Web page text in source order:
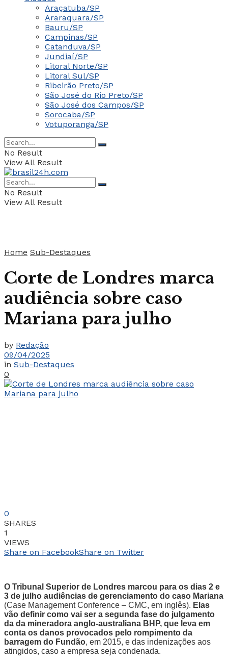
Araçatuba/SP
Araraquara/SP
Bauru/SP
Campinas/SP
Catanduva/SP
Jundiaí/SP
Litoral Norte/SP
Litoral Sul/SP
Ribeirão Preto/SP
São José do Rio Preto/SP
São José dos Campos/SP
Sorocaba/SP
Votuporanga/SP
No Result
View All Result
No Result
View All Result
Home Sub-Destaques
Corte de Londres marca
audiência sobre caso
Mariana para julho
by Redação
09/04/2025
in Sub-Destaques
0
0
SHARES
1
VIEWS
Share on FacebookShare on Twitter
O Tribunal Superior de Londres marcou para os dias 2 e
3 de julho audiências de gerenciamento do caso Mariana
(Case Management Conference – CMC, em inglês). Elas
vão definir como vai ser a segunda fase do julgamento
da da mineradora anglo-australiana BHP, que leva em
conta os danos provocados pelo rompimento da
barragem do Fundão, em 2015, e das indenizações aos
atingidos, caso a empresa seja condenada.